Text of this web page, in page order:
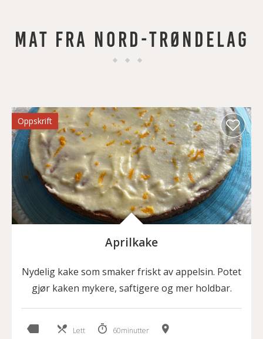
MAT FRA NORD-TRØNDELAG
Oppskrift
Aprilkake
Nydelig kake som smaker friskt av appelsin. Potet
gjør kaken mykere, saftigere og mer holdbar.
Lett 60minutter